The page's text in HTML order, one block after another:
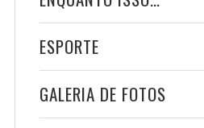
ESPORTE
GALERIA DE FOTOS